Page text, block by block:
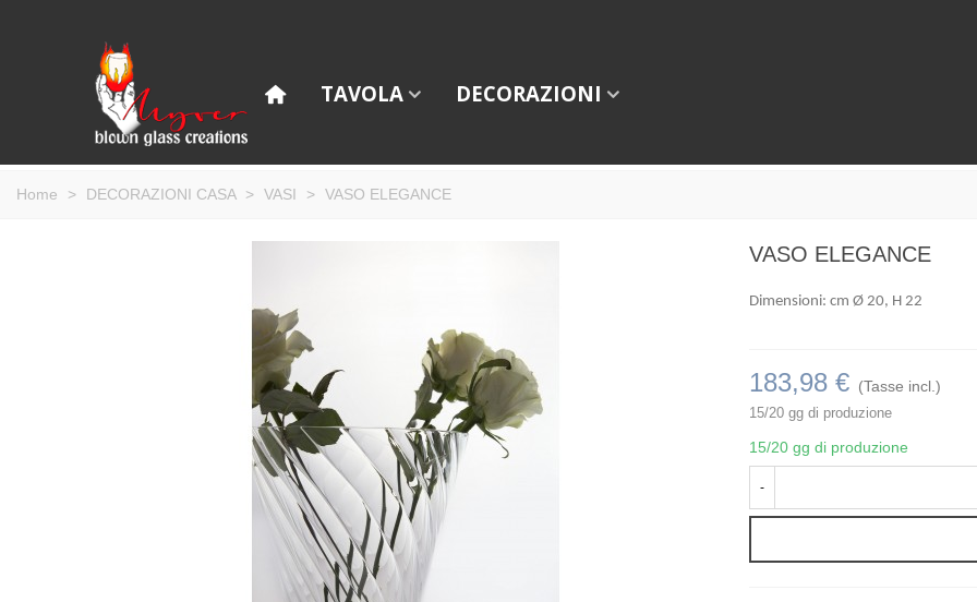
TAVOLA DECORAZIONI
Home > DECORAZIONI CASA > VASI > VASO ELEGANCE
VASO ELEGANCE
Dimensioni: cm Ø 20, H 22
183,98 € (Tasse incl.)
15/20 gg di produzione
15/20 gg di produzione
-